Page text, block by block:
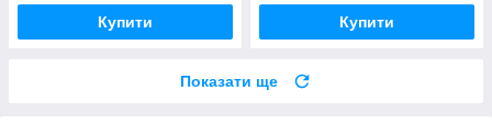
Купити Купити
Показати ще